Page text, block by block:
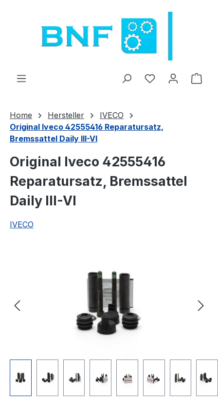
Du hast 0
Home Hersteller
IVECO
Original Iveco 42555416 Reparatursatz,
Bremssattel Daily III-VI
Original Iveco 42555416
Reparatursatz, Bremssattel
Daily III-VI
IVECO